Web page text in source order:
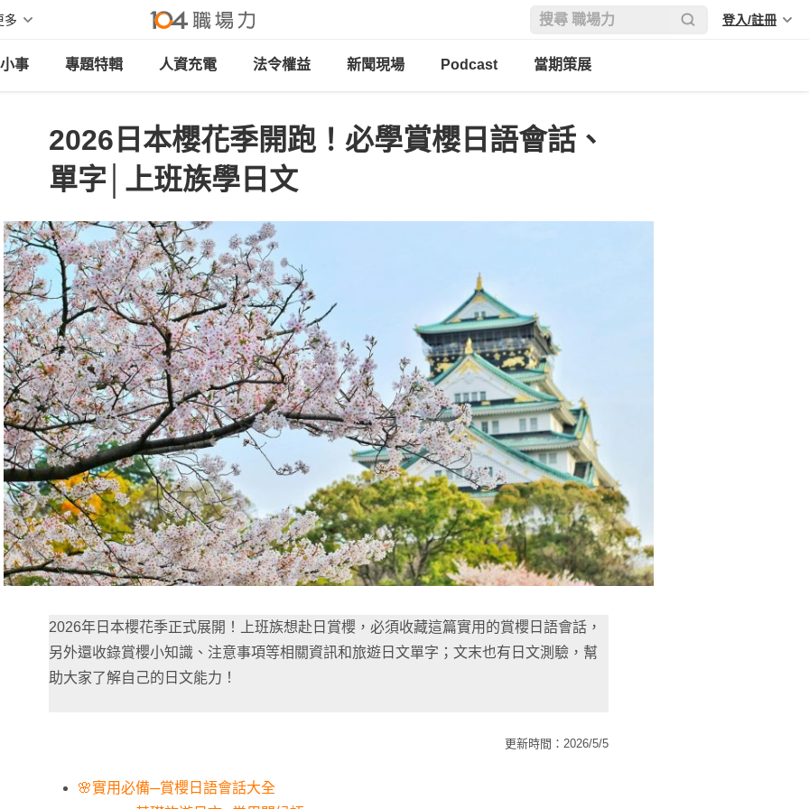
多 登入/註冊
事 專題特輯 人資充電 法令權益 新聞現場 Podcast 當期策展
2026日本櫻花季開跑！必學賞櫻日語會話、
單字│上班族學日文
2026年日本櫻花季正式展開！上班族想赴日賞櫻，必須收藏這篇實用的賞櫻日語會話，
另外還收錄賞櫻小知識、注意事項等相關資訊和旅遊日文單字；文末也有日文測驗，幫
助大家了解自己的日文能力！
更新時間：2026/5/5
🌸實用必備─賞櫻日語會話大全